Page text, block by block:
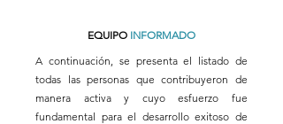
EQUIPO INFORMADO
A continuación, se presenta el listado de
todas las personas que contribuyeron de
manera activa y cuyo esfuerzo fue
fundamental para el desarrollo exitoso de